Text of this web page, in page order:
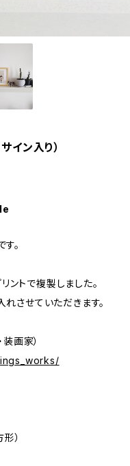
ン入り）
。
トで複製しました。
させていただきます。
画家）
）